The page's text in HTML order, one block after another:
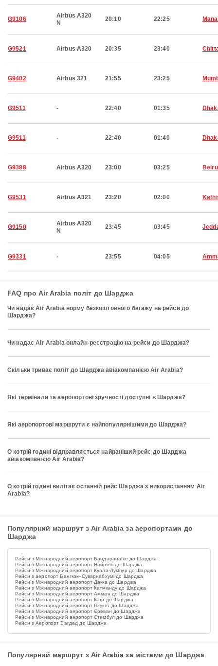
G9106
Airbus A320
N
20:10 22:25
G9521 Airbus A320 20:35 23:40
G9402 Airbus 321 21:55 23:25
G9511 - 22:40 01:35
G9511 - 22:40 01:40
G9388 Airbus A320 23:00 03:25
G9531 Airbus A321 23:20 02:00
G9150
Airbus A320
N
23:45 03:45
G9331 - 23:55 04:05
FAQ про Air Arabia політ до Шарджа
Чи надає Air Arabia норму безкоштовного багажу на рейси до
Шарджа?
Чи надає Air Arabia онлайн-реєстрацію на рейси до Шарджа?
Скільки триває політ до Шарджа авіакомпанією Air Arabia?
Які термінали та аеропортові зручності доступні в Шарджа?
Які аеропортові маршрути є найпопулярнішими до Шарджа?
О котрій годині відправляється найраніший рейс до Шарджа
авіакомпанією Air Arabia?
О котрій годині вилітає останній рейс Шарджа з використанням Air
Arabia?
Популярний маршрут з Air Arabia за аеропортами до
Шарджа
Рейси з Міжнародний аеропорт Бандаранаїке до Шарджа
Рейси з Міжнародний аеропорт Найробі до Шарджа
Рейси з Міжнародний аеропорт Куала-Лумпур до Шарджа
Рейси з аеропорт Бангкок–Суварнабхумі до Шарджа
Рейси з Міжнародний аеропорт Дакка до Шарджа
Рейси з Міжнародний аеропорт Катманду до Шарджа
Рейси з Міжнародний аеропорт Амман до Шарджа
Рейси з Міжнародний аеропорт Каїр до Шарджа
Рейси з Міжнародний аеропорт Пхукет до Шарджа
Рейси з Міжнародний аеропорт Єреван до Шарджа
Рейси з Міжнародний аеропорт Стамбул до Шарджа
Рейси з Аеропорт Багдад до Шарджа
Популярний маршрут з Air Arabia за містами до Шарджа